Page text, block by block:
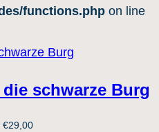
functions.php on line
schwarze Burg
€29,00